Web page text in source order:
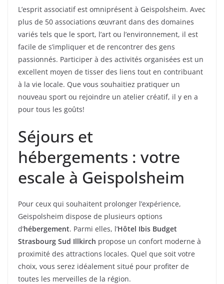
L’esprit associatif est omniprésent à Geispolsheim. Avec
plus de 50 associations œuvrant dans des domaines
variés tels que le sport, l’art ou l’environnement, il est
facile de s’impliquer et de rencontrer des gens
passionnés. Participer à des activités organisées est un
excellent moyen de tisser des liens tout en contribuant
à la vie locale. Que vous souhaitiez pratiquer un
nouveau sport ou rejoindre un atelier créatif, il y en a
pour tous les goûts!
Séjours et
hébergements : votre
escale à Geispolsheim
Pour ceux qui souhaitent prolonger l’expérience,
Geispolsheim dispose de plusieurs options
d’hébergement. Parmi elles, l’Hôtel Ibis Budget
Strasbourg Sud Illkirch propose un confort moderne à
proximité des attractions locales. Quel que soit votre
choix, vous serez idéalement situé pour profiter de
toutes les merveilles de la région.